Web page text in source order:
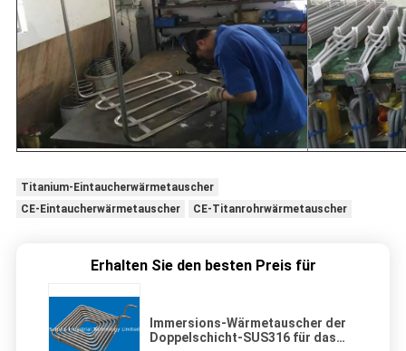
Titanium-Eintaucherwärmetauscher
CE-Eintaucherwärmetauscher
CE-Titanrohrwärmetauscher
Erhalten Sie den besten Preis für
Immersions-Wärmetauscher der
Doppelschicht-SUS316 für das